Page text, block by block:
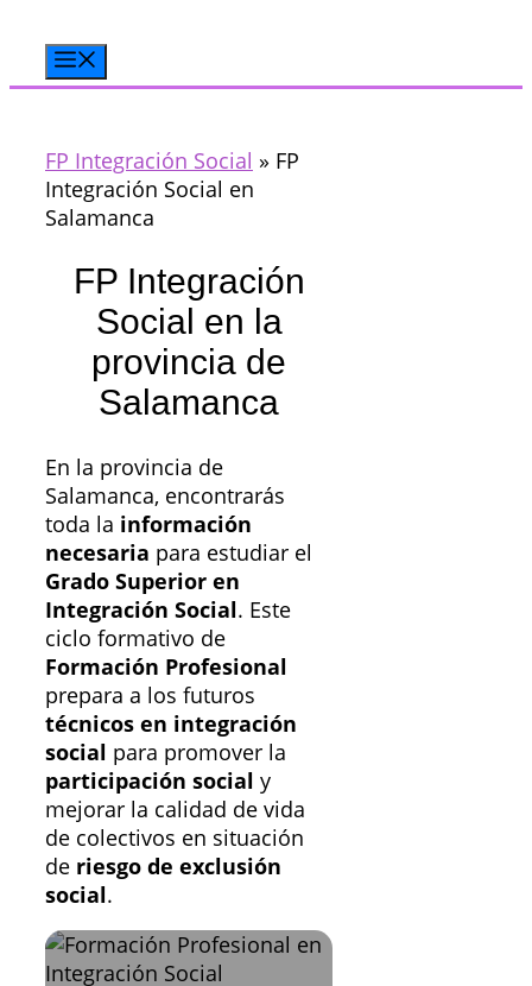
contenido
FP Integración Social » FP
Integración Social en
Salamanca
FP Integración
Social en la
provincia de
Salamanca
En la provincia de
Salamanca, encontrarás
toda la información
necesaria para estudiar el
Grado Superior en
Integración Social. Este
ciclo formativo de
Formación Profesional
prepara a los futuros
técnicos en integración
social para promover la
participación social y
mejorar la calidad de vida
de colectivos en situación
de riesgo de exclusión
social.